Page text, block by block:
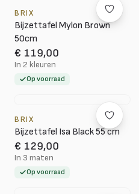
BRIX
Bijzettafel Mylon Brown
50cm
€ 119,00
In 2 kleuren
Op voorraad
BRIX
Bijzettafel Isa Black 55 cm
€ 129,00
In 3 maten
Op voorraad